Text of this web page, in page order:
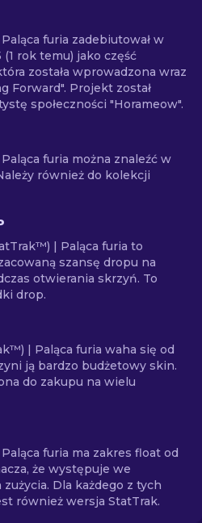
furia zadebiutował w
(1 rok temu) jako część
została wprowadzona wraz
Forward". Projekt został
społeczności "Horameow".
furia można znaleźć w
również do kolekcji
| Paląca furia to
szansę dropu na
otwierania skrzyń. To
drop.
| Paląca furia waha się od
ją bardzo budżetowy skin.
do zakupu na wielu
furia ma zakres float od
że występuje we
Dla każdego z tych
również wersja StatTrak.